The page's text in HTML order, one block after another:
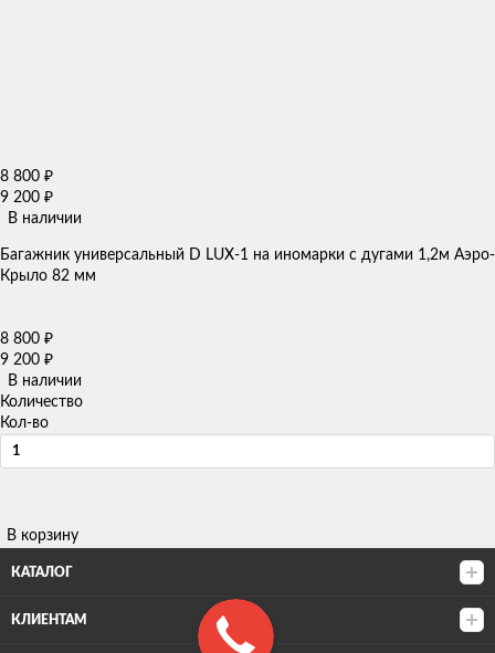
8 800 ₽
9 200 ₽
В наличии
Багажник универсальный D LUX-1 на иномарки с дугами 1,2м Аэро-
Крыло 82 мм
8 800 ₽
9 200 ₽
В наличии
Количество
Кол-во
В корзину
КАТАЛОГ
КЛИЕНТАМ